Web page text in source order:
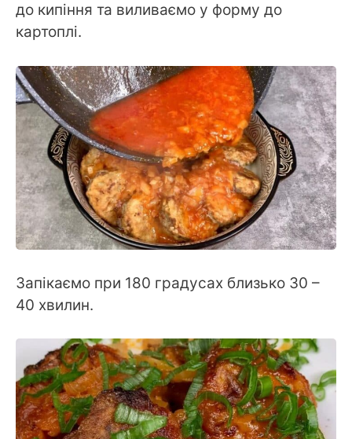
до кипіння та виливаємо у форму до
картоплі.
Запікаємо при 180 градусах близько 30 –
40 хвилин.